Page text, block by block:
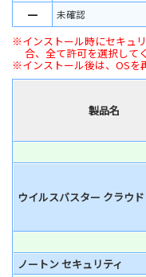
－ 未確認
※インストール時にセキュ
合、全て許可を選択して
※インストール後は、OSを
製品名
ウイルスバスター クラウド
ノートン セキュリティ